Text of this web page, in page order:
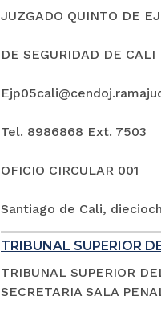
JUZGADO QUINTO DE
DE SEGURIDAD DE CALI
Tel. 8986868 Ext. 7503
OFICIO CIRCULAR 001
Santiago de Cali,
TRIBUNAL SUPERIOR
TRIBUNAL SUPERIOR
SECRETARIA SALA